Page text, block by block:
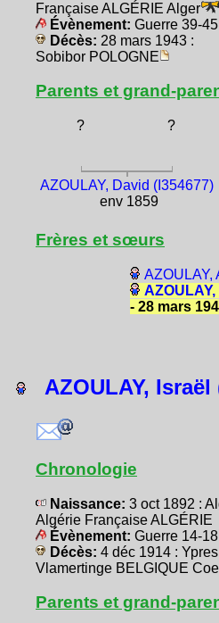
Française ALGÉRIE Alger
Évènement: Guerre 39-45
Décès: 28 mars 1943 :
Sobibor POLOGNE
Parents et grand-
? ?
AZOULAY, David (I354677)
env 1859
Frères et sœurs
AZOULAY,
- 28 mars
AZOULAY, Israël
Chronologie
Naissance: 3 oct 1892 :
Algérie Française ALGÉRIE
Évènement: Guerre 14-18
Décès: 4 déc 1914 : Ypres
Vlamertinge BELGIQUE
Parents et grand-